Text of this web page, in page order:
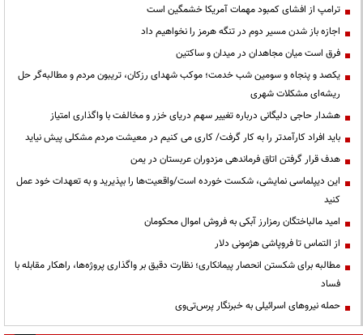
ترامپ از افشای کمبود مهمات آمریکا خشمگین است
اجازه باز شدن مسیر دوم در تنگه هرمز را نخواهیم داد
فرق است میان مجاهدان در میدان و ساکتین
یکصد و پنجاه و سومین شب خدمت؛ موکب شهدای رزکان، تریبون مردم و مطالبه‌گر حل
ریشه‌ای مشکلات شهری
هشدار حاجی دلیگانی درباره تغییر سهم دریای خزر و مخالفت با واگذاری امتیاز
باید افراد کارآمدتر را به کار گرفت/ کاری می کنیم در معیشت مردم مشکلی پیش نیاید
هدف قرار گرفتن اتاق‌ فرماندهی مزدوران عربستان در یمن
این دیپلماسی نمایشی، شکست خورده است/واقعیت‌ها را بپذیرید و به تعهدات خود عمل
کنید
امید مالباختگان رمزارز آبکی به فروش اموال محکومان
از التماس تا فروپاشی هژمونی دلار
مطالبه برای شکستن انحصار پیمانکاری؛ نظارت دقیق بر واگذاری پروژه‌ها، راهکار مقابله با
فساد
حمله نیروهای اسرائیلی به خبرنگار پرس‌تی‌وی